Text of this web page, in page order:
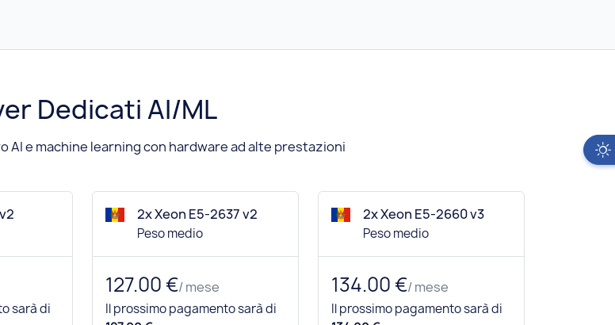
Dedicati AI/ML
AI e machine learning con hardware ad alte prestazioni
sarà di
2x Xeon E5-2637 v2
Peso medio
127.00 €/ mese
Il prossimo pagamento sarà di
2x Xeon E5-2660 v3
Peso medio
134.00 €/ mese
Il prossimo pagamento sarà di